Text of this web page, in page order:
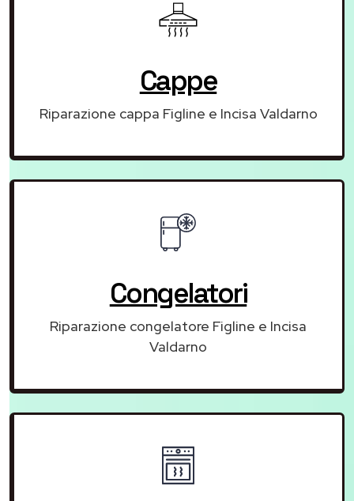
Cappe
Riparazione cappa Figline e Incisa Valdarno
Congelatori
Riparazione congelatore Figline e Incisa
Valdarno